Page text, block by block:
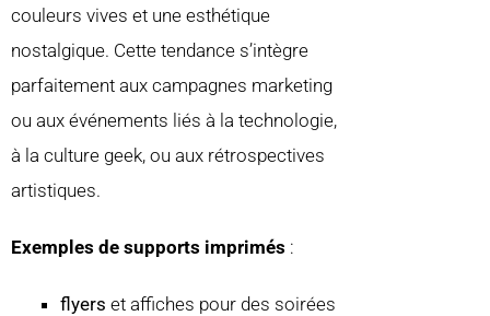
couleurs vives et une esthétique
nostalgique. Cette tendance s’intègre
parfaitement aux campagnes marketing
ou aux événements liés à la technologie,
à la culture geek, ou aux rétrospectives
artistiques.
Exemples de supports imprimés :
flyers et affiches pour des soirées